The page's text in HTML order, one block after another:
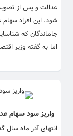
عدالت و پس از
شود. این افراد
جاماندگان که
اما به گفته وزیر
واریز سود سهام عدالت ۹۰۶ هزار